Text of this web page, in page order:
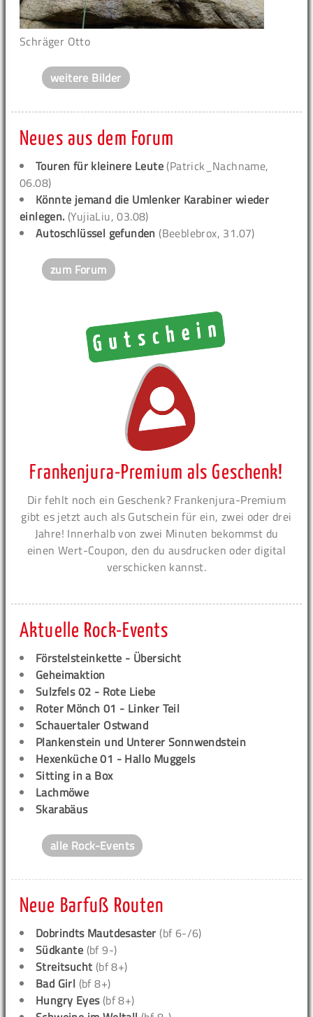
Schräger Otto
weitere Bilder
Neues aus dem Forum
Touren für kleinere Leute (Patrick_Nachname,
06.08)
Könnte jemand die Umlenker Karabiner wieder
einlegen. (YujiaLiu, 03.08)
Autoschlüssel gefunden (Beeblebrox, 31.07)
zum Forum
Frankenjura-Premium als Geschenk!
Dir fehlt noch ein Geschenk? Frankenjura-Premium
gibt es jetzt auch als Gutschein für ein, zwei oder drei
Jahre! Innerhalb von zwei Minuten bekommst du
einen Wert-Coupon, den du ausdrucken oder digital
verschicken kannst.
Aktuelle Rock-Events
Förstelsteinkette - Übersicht
Geheimaktion
Sulzfels 02 - Rote Liebe
Roter Mönch 01 - Linker Teil
Schauertaler Ostwand
Plankenstein und Unterer Sonnwendstein
Hexenküche 01 - Hallo Muggels
Sitting in a Box
Lachmöwe
Skarabäus
alle Rock-Events
Neue Barfuß Routen
Dobrindts Mautdesaster (bf 6-/6)
Südkante (bf 9-)
Streitsucht (bf 8+)
Bad Girl (bf 8+)
Hungry Eyes(bf 8+)